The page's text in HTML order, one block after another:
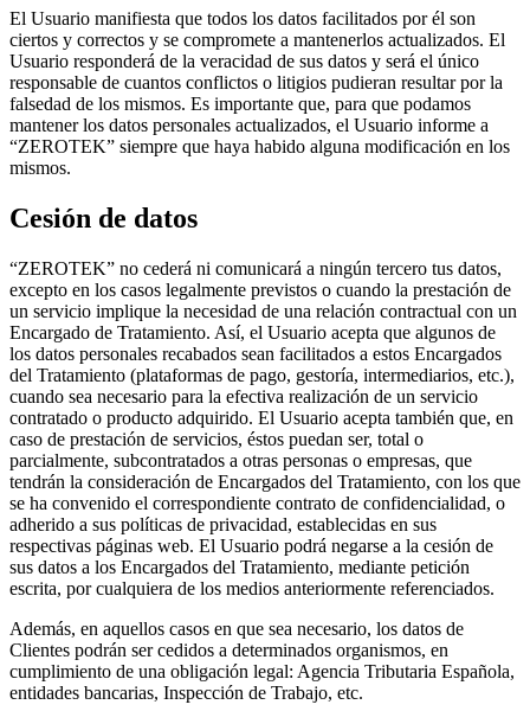
El Usuario manifiesta que todos los datos facilitados por él son
ciertos y correctos y se compromete a mantenerlos actualizados. El
Usuario responderá de la veracidad de sus datos y será el único
responsable de cuantos conflictos o litigios pudieran resultar por la
falsedad de los mismos. Es importante que, para que podamos
mantener los datos personales actualizados, el Usuario informe a
“ZEROTEK” siempre que haya habido alguna modificación en los
mismos.
Cesión de datos
“ZEROTEK” no cederá ni comunicará a ningún tercero tus datos,
excepto en los casos legalmente previstos o cuando la prestación de
un servicio implique la necesidad de una relación contractual con un
Encargado de Tratamiento. Así, el Usuario acepta que algunos de
los datos personales recabados sean facilitados a estos Encargados
del Tratamiento (plataformas de pago, gestoría, intermediarios, etc.),
cuando sea necesario para la efectiva realización de un servicio
contratado o producto adquirido. El Usuario acepta también que, en
caso de prestación de servicios, éstos puedan ser, total o
parcialmente, subcontratados a otras personas o empresas, que
tendrán la consideración de Encargados del Tratamiento, con los que
se ha convenido el correspondiente contrato de confidencialidad, o
adherido a sus políticas de privacidad, establecidas en sus
respectivas páginas web. El Usuario podrá negarse a la cesión de
sus datos a los Encargados del Tratamiento, mediante petición
escrita, por cualquiera de los medios anteriormente referenciados.
Además, en aquellos casos en que sea necesario, los datos de
Clientes podrán ser cedidos a determinados organismos, en
cumplimiento de una obligación legal: Agencia Tributaria Española,
entidades bancarias, Inspección de Trabajo, etc.